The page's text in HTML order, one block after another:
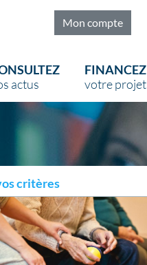
Mon compte
actus
FINANCEZ
votre projet
critères